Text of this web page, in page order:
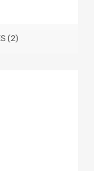
(2)